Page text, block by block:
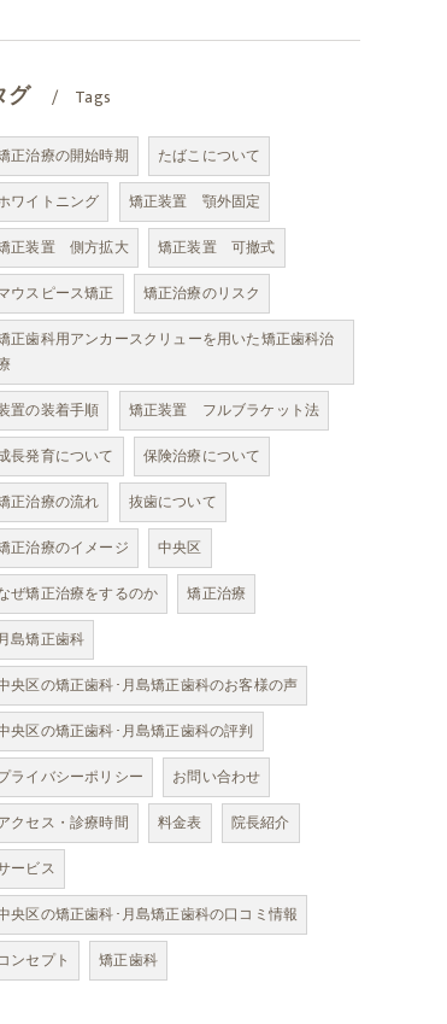
グ Tags
正治療の開始時期
たばこについて
ワイトニング
矯正装置 顎外固定
正装置 側方拡大
矯正装置 可撤式
ウスピース矯正
矯正治療のリスク
正歯科用アンカースクリューを用いた矯正歯科治
置の装着手順
矯正装置 フルブラケット法
長発育について
保険治療について
正治療の流れ
抜歯について
正治療のイメージ
中央区
ぜ矯正治療をするのか
矯正治療
島矯正歯科
央区の矯正歯科･月島矯正歯科のお客様の声
央区の矯正歯科･月島矯正歯科の評判
ライバシーポリシー
お問い合わせ
クセス・診療時間
料金表
院長紹介
ービス
央区の矯正歯科･月島矯正歯科の口コミ情報
コンセプト
矯正歯科